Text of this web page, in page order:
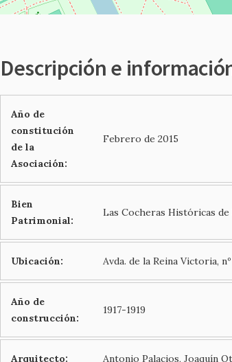
Descripción e
Año de
constitución
de la
Asociación:
Febrero de 2015
Bien
Patrimonial:
Las Cocheras Históricas
Ubicación: Avda. de la Reina Victoria,
Año de
construcción:
1917-1919
Arquitecto: Antonio Palacios, Joaquín